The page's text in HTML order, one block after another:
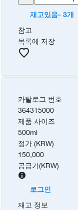
재고있음- 3개
참고
목록에 저장
카탈로그 번호
364315000
제품 사이즈
500ml
정가 (KRW)
150,000
공급가(KRW)
로그인
재고 정보